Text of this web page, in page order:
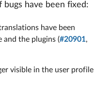
bugs have been fixed:
have been
the plugins (#20901,
visible in the user profile